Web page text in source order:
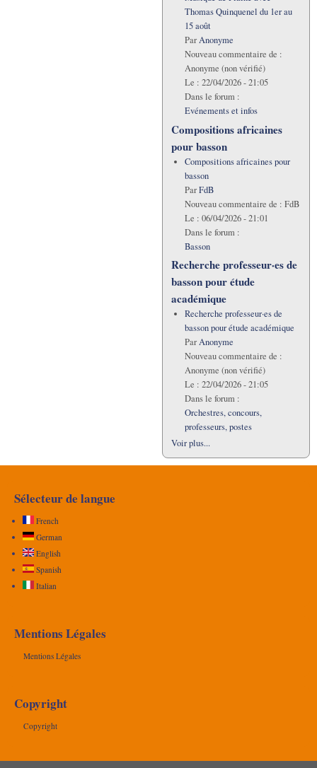
Thomas Quinquenel du 1er au
15 août
ParAnonyme
Nouveau commentaire de :
Anonyme (non vérifié)
Le : 22/04/2026 - 21:05
Dans le forum :
Evénements et infos
Compositions africaines
pour basson
Compositions africaines pour
basson
ParFdB
Nouveau commentaire de : FdB
Le : 06/04/2026 - 21:01
Dans le forum :
Basson
Recherche professeur·es de
basson pour étude
académique
Recherche professeur·es de
basson pour étude académique
ParAnonyme
Nouveau commentaire de :
Anonyme (non vérifié)
Le : 22/04/2026 - 21:05
Dans le forum :
Orchestres, concours,
professeurs, postes
Voir plus...
Sélecteur de langue
French
German
English
Spanish
Italian
Mentions Légales
Mentions Légales
Copyright
Copyright